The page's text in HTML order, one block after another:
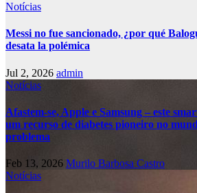
Notícias
Messi no fue sancionado, ¿por qué
desata la polémica
Jul 2, 2026 admin
Notícias
Afastem-se, Apple e Samsung – este
um recurso de diabetes pioneiro no
problema
Feb 13, 2026 Murilo Barbosa Castro
Notícias